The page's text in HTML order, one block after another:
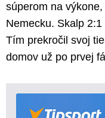
súperom na
Nemecku. Skalp
Tím prekročil svoj
domov už po prvej